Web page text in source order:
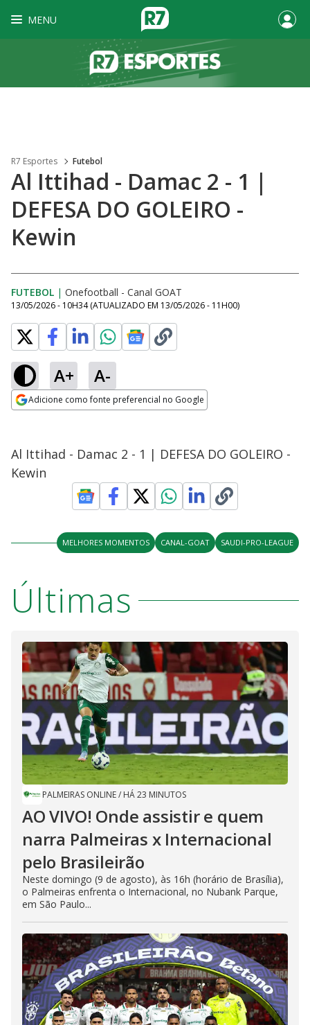
MENU
R7 Esportes Futebol
Al Ittihad - Damac 2 - 1 |
DEFESA DO GOLEIRO -
Kewin
FUTEBOL | Onefootball - Canal GOAT
13/05/2026 - 10H34 (ATUALIZADO EM 13/05/2026 - 11H00)
A+ A-
Adicione como fonte preferencial no Google
Al Ittihad - Damac 2 - 1 | DEFESA DO GOLEIRO -
Kewin
MELHORES MOMENTOS CANAL-GOAT SAUDI-PRO-LEAGUE
Últimas
PALMEIRAS ONLINE/ HÁ 23 MINUTOS
AO VIVO! Onde assistir e quem
narra Palmeiras x Internacional
pelo Brasileirão
Neste domingo (9 de agosto), às 16h (horário de Brasília),
o Palmeiras enfrenta o Internacional, no Nubank Parque,
em São Paulo...